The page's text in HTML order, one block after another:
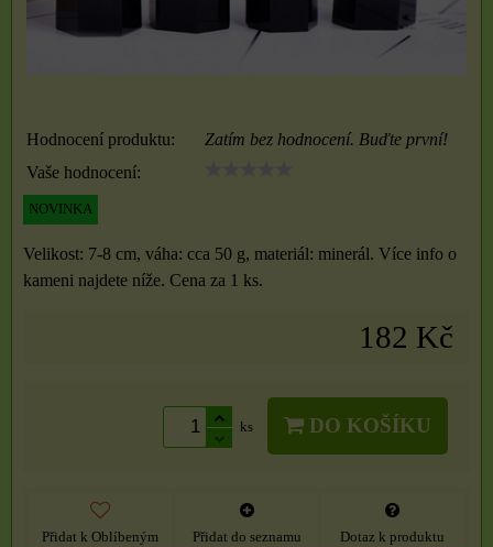
Hodnocení produktu:
Zatím bez hodnocení. Buďte první!
Vaše hodnocení:
NOVINKA
Velikost: 7-8 cm, váha: cca 50 g, materiál: minerál. Více info o
kameni najdete níže. Cena za 1 ks.
182 Kč
ks DO KOŠÍKU
Přidat k Oblíbeným Přidat do seznamu Dotaz k produktu